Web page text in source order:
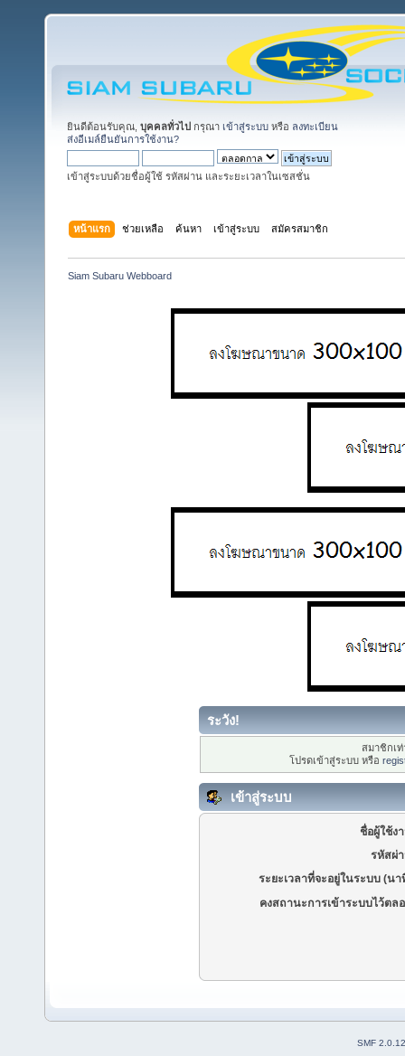
ยินดีต้อนรับคุณ, บุคคลทั่วไป กรุณา เข้าสู่ระบบ หรือ ลงทะเบียน
ส่งอีเมล์ยืนยันการใช้งาน?
เข้าสู่ระบบด้วยชื่อผู้ใช้ รหัสผ่าน และระยะเวลาในเซสชั่น
หน้าแรก ช่วยเหลือ ค้นหา เข้าสู่ระบบ สมัครสมาชิก
Siam Subaru Webboard
ระวัง!
สมาชิกเ
โปรดเข้าสู่ระบบ หรือ
เข้าสู่ระบบ
ชื่อผู้ใช้ง
รหัสผ่
ระยะเวลาที่จะอยู่ในระบบ (นา
คงสถานะการเข้าระบบไว้ตล
SMF 2.0.12